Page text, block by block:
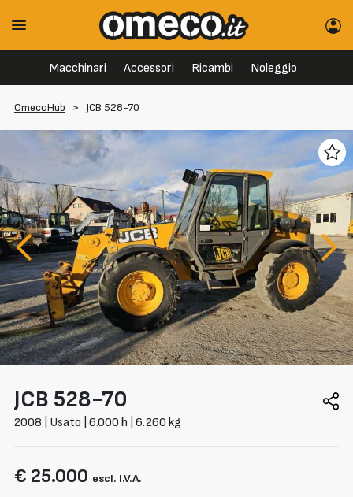
Macchinari Accessori Ricambi Noleggio
OmecoHub > JCB 528-70
JCB 528-70
2008 | Usato | 6.000 h | 6.260 kg
€ 25.000 escl. I.V.A.